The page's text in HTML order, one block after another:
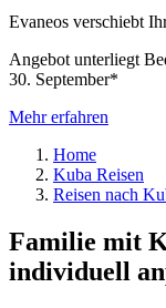
Evaneos verschiebt
Angebot unterliegt
30. September*
Mehr erfahren
Home
Kuba Reisen
Reisen nach
Familie mit
individuell